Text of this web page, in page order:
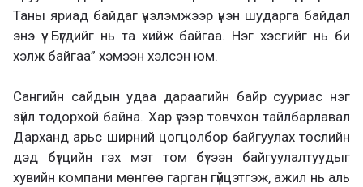
Таны яриад байдаг үнэлэмжээр үнэн шударга байдал
энэ үү. Бүгдийг нь та хийж байгаа. Нэг хэсгийг нь би
хэлж байгаа” хэмээн хэлсэн юм.
Сангийн сайдын удаа дараагийн байр сууриас нэг
зүйл тодорхой байна. Хар үгээр товчхон тайлбарлавал
Дарханд арьс ширний цогцолбор байгуулах төслийн
дэд бүтцийн гэх мэт том бүтээн байгуулалтуудыг
хувийн компани мөнгөө гарган гүйцэтгэж, ажил нь аль